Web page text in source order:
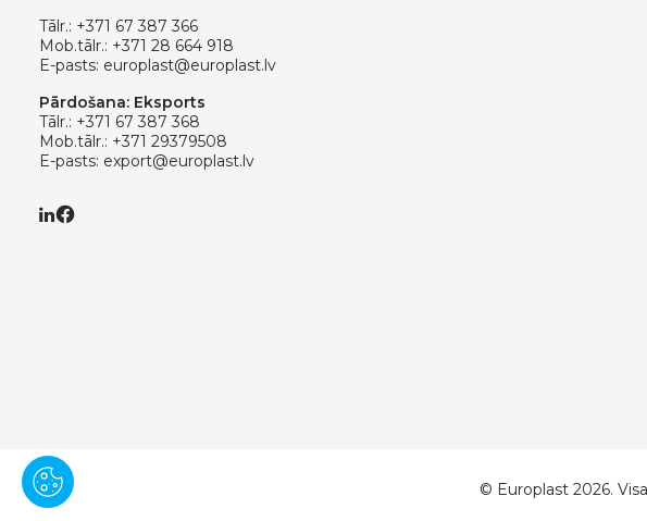
Tālr.: +371 67 387 366
Mob.tālr.: +371 28 664 918
E-pasts: europlast@europlast.lv
Pārdošana: Eksports
Tālr.: +371 67 387 368
Mob.tālr.: +371 29379508
E-pasts: export@europlast.lv
© Europlast 2026.